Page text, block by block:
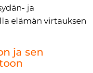
ja
elämän virtauksen
ja sen